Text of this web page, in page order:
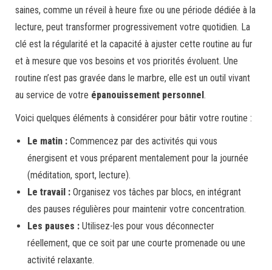
saines, comme un réveil à heure fixe ou une période dédiée à la
lecture, peut transformer progressivement votre quotidien. La
clé est la régularité et la capacité à ajuster cette routine au fur
et à mesure que vos besoins et vos priorités évoluent. Une
routine n’est pas gravée dans le marbre, elle est un outil vivant
au service de votre épanouissement personnel.
Voici quelques éléments à considérer pour bâtir votre routine :
Le matin : Commencez par des activités qui vous
énergisent et vous préparent mentalement pour la journée
(méditation, sport, lecture).
Le travail : Organisez vos tâches par blocs, en intégrant
des pauses régulières pour maintenir votre concentration.
Les pauses : Utilisez-les pour vous déconnecter
réellement, que ce soit par une courte promenade ou une
activité relaxante.